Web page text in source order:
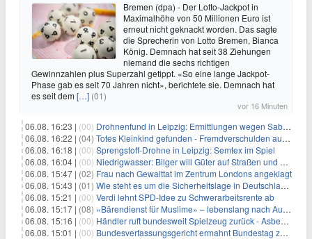
Bremen (dpa) - Der Lotto-Jackpot in
Maximalhöhe von 50 Millionen Euro ist
erneut nicht geknackt worden. Das sagte
die Sprecherin von Lotto Bremen, Bianca
König. Demnach hat seit 38 Ziehungen
niemand die sechs richtigen
Gewinnzahlen plus Superzahl getippt. «So eine lange Jackpot-
Phase gab es seit 70 Jahren nicht», berichtete sie. Demnach hat
es seit dem[…] (01)
vor 16 Minuten
06.08. 16:23 | (00) Drohnenfund in Leipzig: Ermittlungen wegen Sabotage und Spionage
06.08. 16:22 | (04) Totes Kleinkind gefunden - Fremdverschulden ausgeschlossen
06.08. 16:18 | (00) Sprengstoff-Drohne in Leipzig: Semtex im Spiel
06.08. 16:04 | (00) Niedrigwasser: Bilger will Güter auf Straßen und Schienen bringen
06.08. 15:47 | (02) Frau nach Gewalttat im Zentrum Londons angeklagt
06.08. 15:43 | (01) Wie steht es um die Sicherheitslage in Deutschland?
06.08. 15:21 | (00) Verdi lehnt SPD-Idee zu Schwerarbeitsrente ab
06.08. 15:17 | (08) «Bärendienst für Muslime» – lebenslang nach Auto-Anschlag
06.08. 15:16 | (00) Händler ruft bundesweit Spielzeug zurück - Asbestverdacht
06.08. 15:01 | (00) Bundesverfassungsgericht ermahnt Bundestag zu zügiger Wahlprüfung